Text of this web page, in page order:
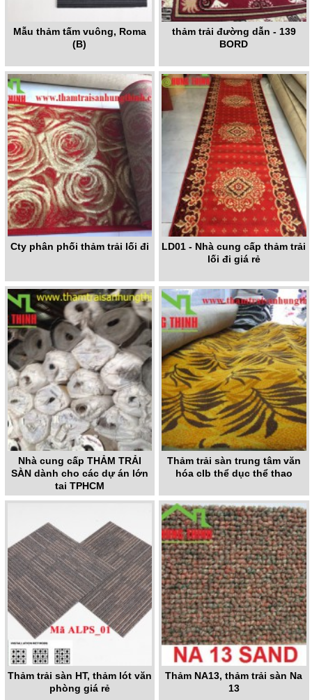
Mẫu thảm tấm vuông, Roma
(B)
thảm trải đường dẫn - 139
BORD
Cty phân phối thảm trải lối đi
LD01 - Nhà cung cấp thảm trải
lối đi giá rẻ
Nhà cung cấp THẢM TRẢI
SÀN dành cho các dự án lớn
tại TPHCM
Thảm trải sàn trung tâm văn
hóa clb thể dục thể thao
Thảm trải sàn HT, thảm lót văn
phòng giá rẻ
Thảm NA13, thảm trải sàn Na
13